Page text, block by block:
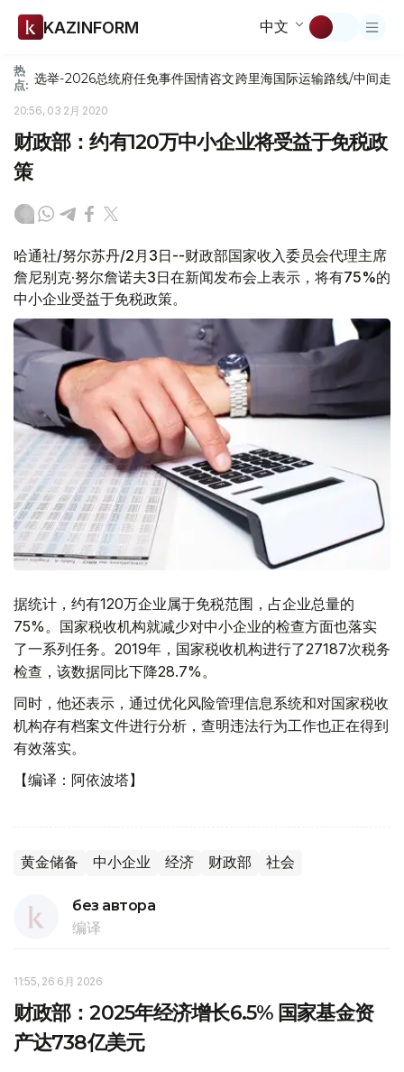
KAZINFORM 中文
热
点: 选举-2026总统府任免事件国情咨文跨里海国际运输路线/中间走廊
20:56, 03 2月 2020
财政部：约有120万中小企业将受益于免税政
策
哈通社/努尔苏丹/2月3日--财政部国家收入委员会代理主席
詹尼别克·努尔詹诺夫3日在新闻发布会上表示，将有75%的
中小企业受益于免税政策。
据统计，约有120万企业属于免税范围，占企业总量的
75%。国家税收机构就减少对中小企业的检查方面也落实
了一系列任务。2019年，国家税收机构进行了27187次税务
检查，该数据同比下降28.7%。
同时，他还表示，通过优化风险管理信息系统和对国家税收
机构存有档案文件进行分析，查明违法行为工作也正在得到
有效落实。
【编译：阿依波塔】
黄金储备 中小企业 经济 财政部 社会
без автора
编译
11:55, 26 6月 2026
财政部：2025年经济增长6.5% 国家基金资
产达738亿美元